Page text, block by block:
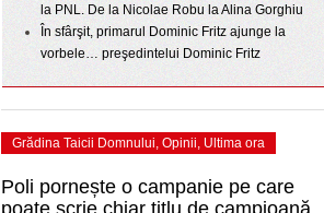
SFATURI JURIDICE
la PNL. De la Nicolae Robu la Alina Gorghiu
În sfârşit, primarul Dominic Fritz ajunge la
vorbele… preşedintelui Dominic Fritz
Grădina Taicii Domnului, Opinii, Ultima ora
Poli pornește o campanie pe care
poate scrie chiar titlu de campioană